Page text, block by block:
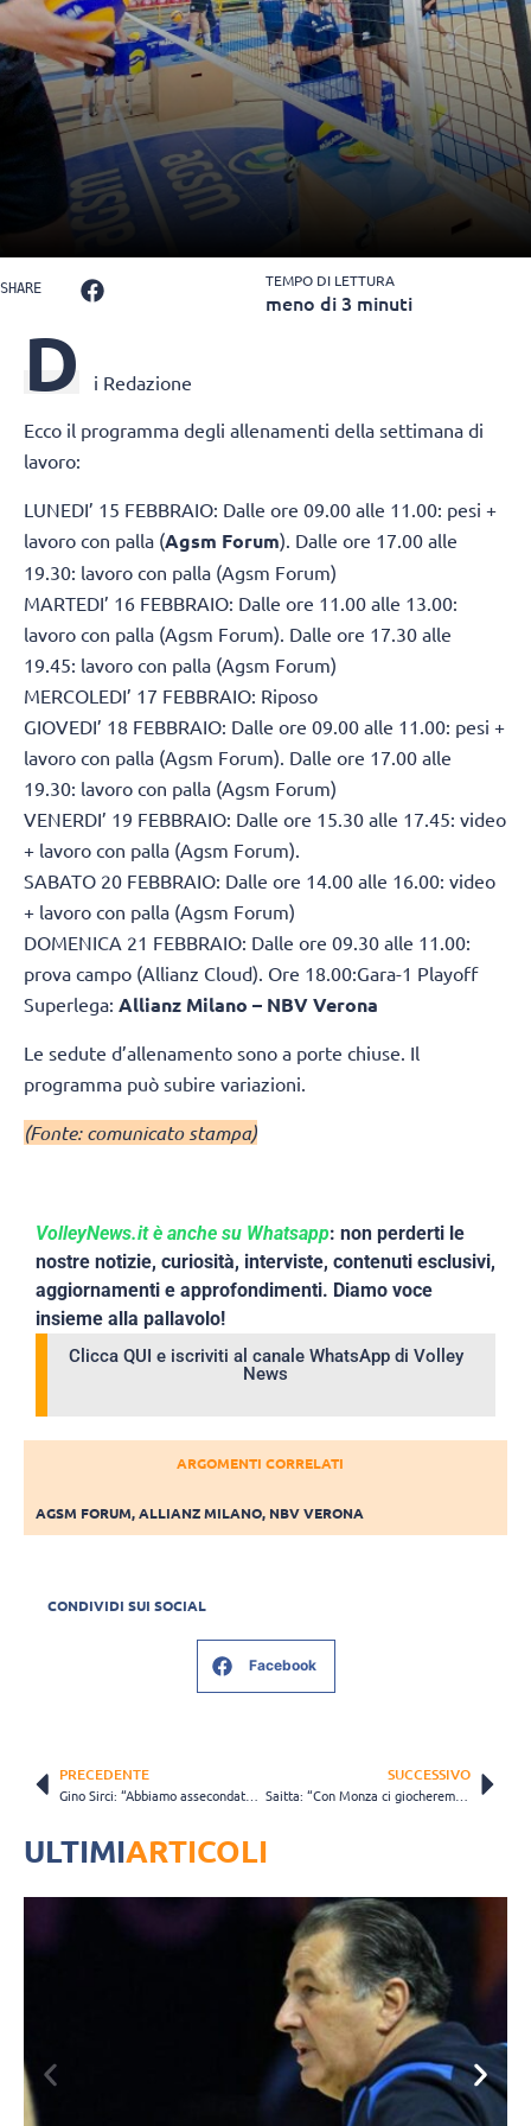
SHARE TEMPO DI LETTURA
meno di 3 minuti
D i Redazione
Ecco il programma degli allenamenti della settimana di
lavoro:
LUNEDI’ 15 FEBBRAIO: Dalle ore 09.00 alle 11.00: pesi +
lavoro con palla (Agsm Forum). Dalle ore 17.00 alle
19.30: lavoro con palla (Agsm Forum)
MARTEDI’ 16 FEBBRAIO: Dalle ore 11.00 alle 13.00:
lavoro con palla (Agsm Forum). Dalle ore 17.30 alle
19.45: lavoro con palla (Agsm Forum)
MERCOLEDI’ 17 FEBBRAIO: Riposo
GIOVEDI’ 18 FEBBRAIO: Dalle ore 09.00 alle 11.00: pesi +
lavoro con palla (Agsm Forum). Dalle ore 17.00 alle
19.30: lavoro con palla (Agsm Forum)
VENERDI’ 19 FEBBRAIO: Dalle ore 15.30 alle 17.45: video
+ lavoro con palla (Agsm Forum).
SABATO 20 FEBBRAIO: Dalle ore 14.00 alle 16.00: video
+ lavoro con palla (Agsm Forum)
DOMENICA 21 FEBBRAIO: Dalle ore 09.30 alle 11.00:
prova campo (Allianz Cloud). Ore 18.00:Gara-1 Playoff
Superlega: Allianz Milano – NBV Verona
Le sedute d’allenamento sono a porte chiuse. Il
programma può subire variazioni.
(Fonte: comunicato stampa)
VolleyNews.it è anche su Whatsapp: non perderti le
nostre notizie, curiosità, interviste, contenuti esclusivi,
aggiornamenti e approfondimenti. Diamo voce
insieme alla pallavolo!
Clicca QUI e iscriviti al canale WhatsApp di Volley
News
ARGOMENTI CORRELATI
AGSM FORUM,ALLIANZ MILANO, NBV VERONA
CONDIVIDI SUI SOCIAL
Facebook
PRECEDENTE SUCCESSIVO
Saitta: “Con Monza ci giocheremo tutte le nostre carte”
ULTIMIARTICOLI